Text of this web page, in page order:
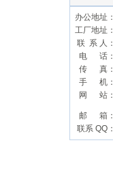
办公地址：
工厂地址：
联 系 人：
电 话：
传 真：
手 机：
网 站：
邮 箱：
联系 QQ：